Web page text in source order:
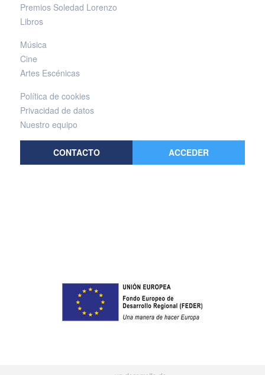
Premios Soledad Lorenzo
Libros
Música
Cine
Artes Escénicas
Política de cookies
Privacidad de datos
Nuestro equipo
CONTACTO ACCEDER